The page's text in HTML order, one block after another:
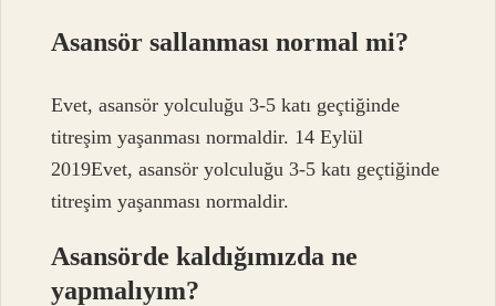
Asansör sallanması normal mi?
Evet, asansör yolculuğu 3-5 katı geçtiğinde
titreşim yaşanması normaldir. 14 Eylül
2019Evet, asansör yolculuğu 3-5 katı geçtiğinde
titreşim yaşanması normaldir.
Asansörde kaldığımızda ne
yapmalıyım?